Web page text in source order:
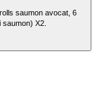
saumon avocat, 6
X2.